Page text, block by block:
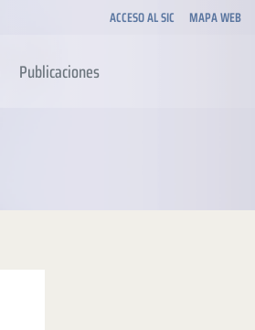
ACCESO AL SIC MAPA WEB
Publicaciones